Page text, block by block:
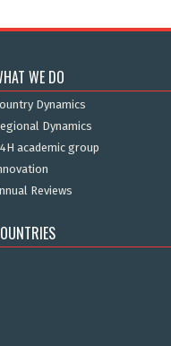
WE DO
Dynamics
Dynamics
academic group
Reviews